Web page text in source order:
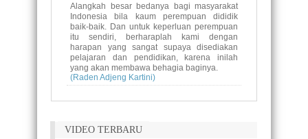
Alangkah besar bedanya bagi masyarakat
Indonesia bila kaum perempuan dididik
baik-baik. Dan untuk keperluan perempuan
itu sendiri, berharaplah kami dengan
harapan yang sangat supaya disediakan
pelajaran dan pendidikan, karena inilah
yang akan membawa behagia baginya.
(Raden Adjeng Kartini)
Pendidikan adalah senjata paling ampuh
VIDEO TERBARU